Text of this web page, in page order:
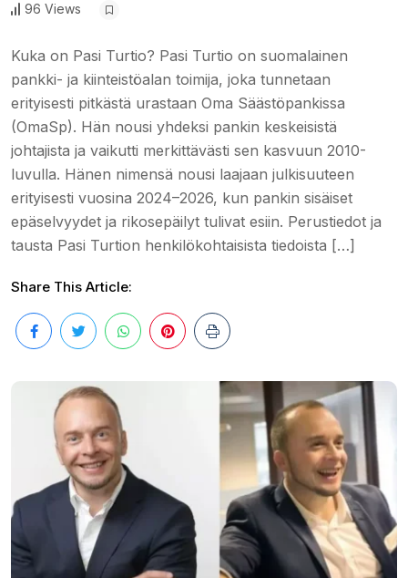
96 Views
Kuka on Pasi Turtio? Pasi Turtio on suomalainen
pankki- ja kiinteistöalan toimija, joka tunnetaan
erityisesti pitkästä urastaan Oma Säästöpankissa
(OmaSp). Hän nousi yhdeksi pankin keskeisistä
johtajista ja vaikutti merkittävästi sen kasvuun 2010-
luvulla. Hänen nimensä nousi laajaan julkisuuteen
erityisesti vuosina 2024–2026, kun pankin sisäiset
epäselvyydet ja rikosepäilyt tulivat esiin. Perustiedot ja
tausta Pasi Turtion henkilökohtaisista tiedoista […]
Share This Article: